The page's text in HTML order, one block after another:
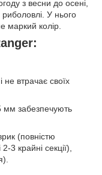
з весни до осені,
риболовлі. У нього
маркий колір.
не втрачає своїх
мм забезпечують
(повністю
3 крайні секції),